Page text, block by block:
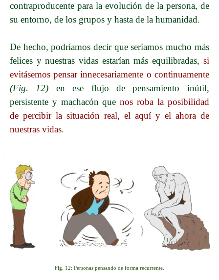
contraproducente para la evolución de la persona, de
su entorno, de los grupos y hasta de la humanidad.
De hecho, podríamos decir que seríamos mucho más
felices y nuestras vidas estarían más equilibradas, si
evitásemos pensar innecesariamente o continuamente
(Fig. 12) en ese flujo de pensamiento inútil,
persistente y machacón que nos roba la posibilidad
de percibir la situación real, el aquí y el ahora de
nuestras vidas.
Fig. 12: Personas pensando de forma recurrente.